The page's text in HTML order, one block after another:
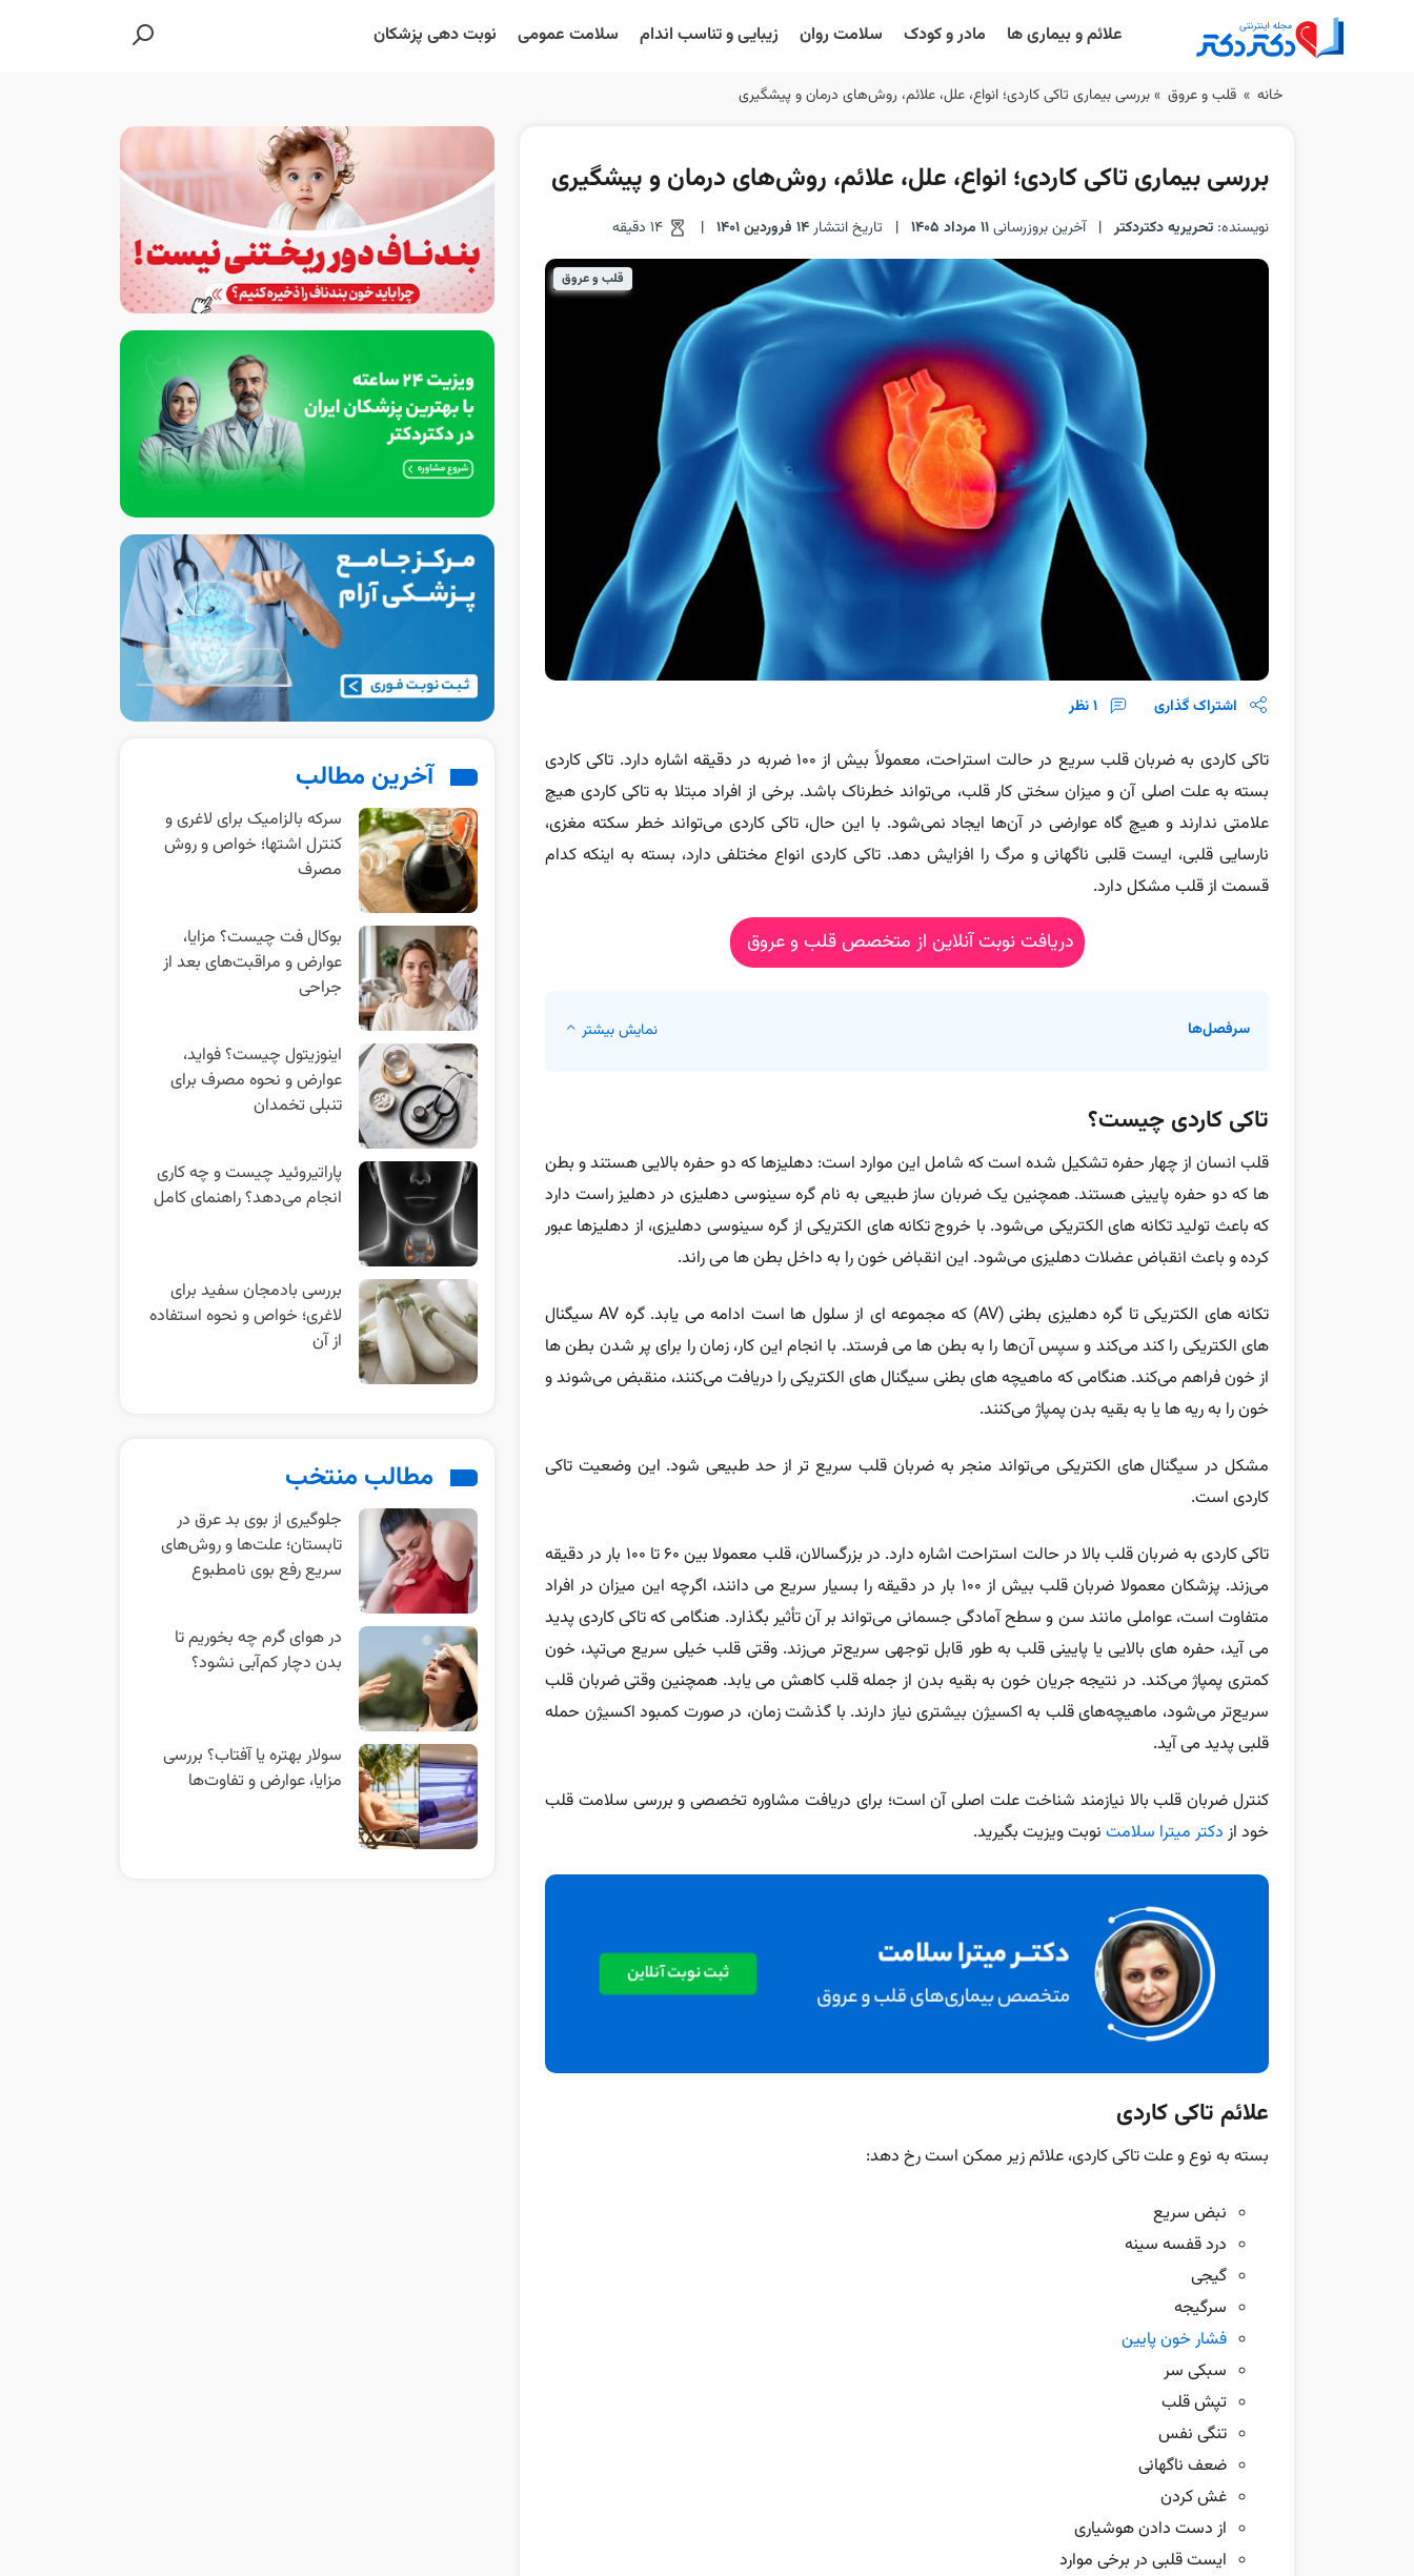
علائم و بیماری ها مادر و کودک سلامت روان زیبایی و تناسب اندام سلامت عمومی نوبت دهی پزشکان
خانه » قلب و عروق »بررسی بیماری تاکی کاردی؛ انواع، علل، علائم،‌ روش‌های درمان و پیشگیری
بررسی بیماری تاکی کاردی؛ انواع، علل، علائم،‌ روش‌های درمان و پیشگیری
نویسنده: تحریریه دکتردکتر | آخرین بروزرسانی11 مرداد 1405 | تاریخ انتشار14 فروردین 1401 |
قلب و عروق
اشتراک گذاری 1نظر
تاکی کاردی به ضربان قلب سریع در حالت استراحت، معمولاً بیش از 100 ضربه در دقیقه اشاره دارد. تاکی کاردی
بسته به علت اصلی آن و میزان سختی کار قلب، می‌تواند خطرناک باشد. برخی از افراد مبتلا به تاکی کاردی هیچ
علامتی ندارند و هیچ گاه عوارضی در آن‌ها ایجاد نمی‌شود. با این حال، تاکی کاردی می‌تواند خطر سکته مغزی،
نارسایی قلبی، ایست قلبی ناگهانی و مرگ را افزایش دهد. تاکی کاردی انواع مختلفی دارد، بسته به اینکه کدام
قسمت از قلب مشکل دارد.
دریافت نوبت آنلاین از متخصص قلب و عروق
سرفصل‌ها نمایش بیشتر
تاکی کاردی چیست؟
قلب انسان از چهار حفره تشکیل شده است که شامل این موارد است: دهلیزها که دو حفره بالایی هستند و بطن
ها که دو حفره پایینی هستند. همچنین یک ضربان ساز طبیعی به نام گره سینوسی دهلیزی در دهلیز راست دارد
که باعث تولید تکانه های الکتریکی می‌شود. با خروج تکانه های الکتریکی از گره سینوسی دهلیزی، از دهلیزها عبور
کرده و باعث انقباض عضلات دهلیزی می‌شود. این انقباض خون را به داخل بطن ها می راند.
تکانه های الکتریکی تا گره دهلیزی بطنی (AV) که مجموعه ای از سلول ها است ادامه می یابد. گره AV سیگنال
های الکتریکی را کند می‌کند و سپس آن‌ها را به بطن ها می فرستد. با انجام این کار، زمان را برای پر شدن بطن ها
از خون فراهم می‌کند. هنگامی که ماهیچه های بطنی سیگنال های الکتریکی را دریافت می‌کنند، منقبض می‌شوند و
خون را به ریه ها یا به بقیه بدن پمپاژ می‌کنند.
مشکل در سیگنال های الکتریکی می‌تواند منجر به ضربان قلب سریع تر از حد طبیعی شود. این وضعیت تاکی
کاردی است.
تاکی کاردی به ضربان قلب بالا در حالت استراحت اشاره دارد. در بزرگسالان، قلب معمولا بین 60 تا 100 بار در دقیقه
می‌زند. پزشکان معمولا ضربان قلب بیش از 100 بار در دقیقه را بسیار سریع می دانند، اگرچه این میزان در افراد
متفاوت است، عواملی مانند سن و سطح آمادگی جسمانی می‌تواند بر آن تأثیر بگذارد. هنگامی که تاکی کاردی پدید
می آید، حفره های بالایی یا پایینی قلب به طور قابل توجهی سریع‌تر می‌زند. وقتی قلب خیلی سریع می‌تپد، خون
کمتری پمپاژ می‌کند. در نتیجه جریان خون به بقیه بدن از جمله قلب کاهش می یابد. همچنین وقتی ضربان قلب
سریع‌تر می‌شود، ماهیچه‌های قلب به اکسیژن بیشتری نیاز دارند. با گذشت زمان، در صورت کمبود اکسیژن حمله
قلبی پدید می آید.
کنترل ضربان قلب بالا نیازمند شناخت علت اصلی آن است؛ برای دریافت مشاوره تخصصی و بررسی سلامت قلب
خود از دکتر میترا سلامت نوبت ویزیت بگیرید.
علائم تاکی کاردی
بسته به نوع و علت تاکی کاردی، علائم زیر ممکن است رخ دهد:
نبض سریع
درد قفسه سینه
گیجی
سرگیجه
فشار خون پایین
سبکی سر
تپش قلب
تنگی نفس
ضعف ناگهانی
غش کردن
از دست دادن هوشیاری
ایست قلبی در برخی موارد
آخرین مطالب
سرکه بالزامیک برای لاغری و
کنترل اشتها؛ خواص و روش
مصرف
بوکال فت چیست؟ مزایا،
عوارض و مراقبت‌های بعد از
جراحی
اینوزیتول چیست؟ فواید،
عوارض و نحوه مصرف برای
تنبلی تخمدان
پاراتیروئید چیست و چه کاری
انجام می‌دهد؟ راهنمای کامل
بررسی بادمجان سفید برای
لاغری؛ خواص و نحوه استفاده
از آن
مطالب منتخب
جلوگیری از بوی بد عرق در
تابستان؛ علت‌ها و روش‌های
سریع رفع بوی نامطبوع
در هوای گرم چه بخوریم تا
بدن دچار کم‌آبی نشود؟
سولار بهتره یا آفتاب؟ بررسی
مزایا، عوارض و تفاوت‌ها